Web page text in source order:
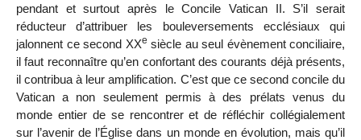
pendant et surtout après le Concile Vatican II. S’il serait
réducteur d’attribuer les bouleversements ecclésiaux qui
jalonnent ce second XXe siècle au seul évènement conciliaire,
il faut reconnaître qu’en confortant des courants déjà présents,
il contribua à leur amplification. C’est que ce second concile du
Vatican a non seulement permis à des prélats venus du
monde entier de se rencontrer et de réfléchir collégialement
sur l’avenir de l’Église dans un monde en évolution, mais qu’il